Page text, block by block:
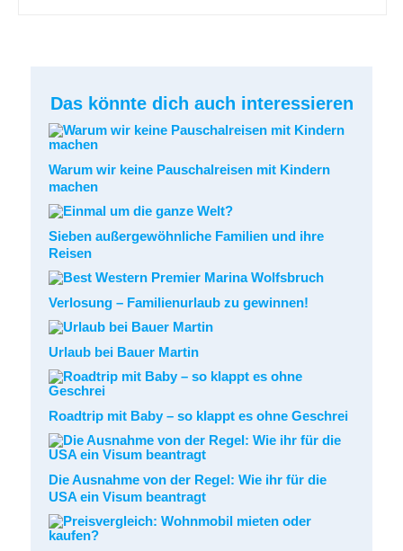
Das könnte dich auch interessieren
Warum wir keine Pauschalreisen mit Kindern
machen
Sieben außergewöhnliche Familien und ihre
Reisen
Verlosung – Familienurlaub zu gewinnen!
Urlaub bei Bauer Martin
Roadtrip mit Baby – so klappt es ohne Geschrei
Die Ausnahme von der Regel: Wie ihr für die
USA ein Visum beantragt